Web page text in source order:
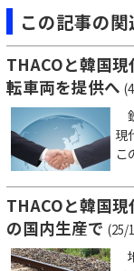
この記事の
THACOと韓国
転車両を提供へ
現
こ
THACOと韓国
の国内生産で (25/